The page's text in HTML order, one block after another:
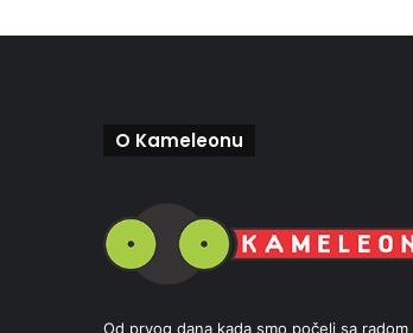
O Kameleonu
Od prvog dana kada smo počeli sa radom